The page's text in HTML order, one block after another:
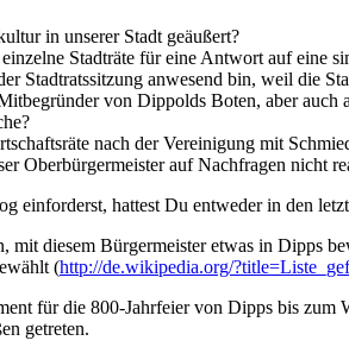
in unserer Stadt geäußert?
Stadträte für eine Antwort auf eine
Stadtratssitzung anwesend bin, weil die
von Dippolds Boten, aber
nach der Vereinigung mit
Oberbürgermeister auf Nachfragen nicht
hattest Du entweder in den
diesem Bürgermeister etwas in Dipps
(http://de.wikipedia.org/
für die 800-Jahrfeier von Dipps bis
getreten.